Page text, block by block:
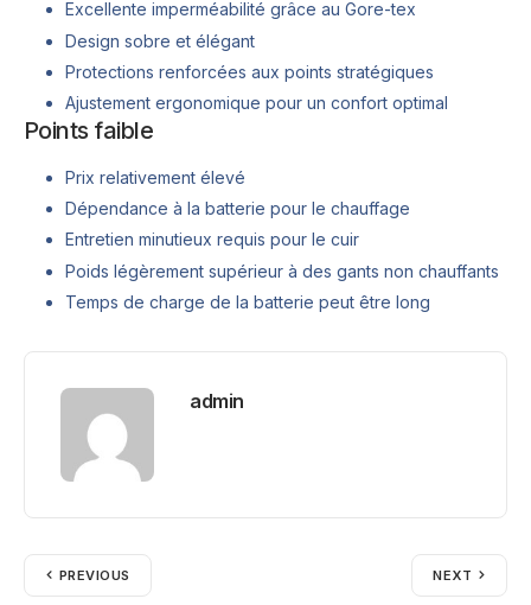
Excellente imperméabilité grâce au Gore-tex
Design sobre et élégant
Protections renforcées aux points stratégiques
Ajustement ergonomique pour un confort optimal
Points faible
Prix relativement élevé
Dépendance à la batterie pour le chauffage
Entretien minutieux requis pour le cuir
Poids légèrement supérieur à des gants non chauffants
Temps de charge de la batterie peut être long
admin
PREVIOUS NEXT